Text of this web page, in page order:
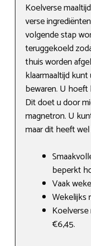
Koelverse
verse
volgende stap
teruggekoeld
thuis worden
klaarmaaltijd
bewaren. U
Dit doet u door
magnetron. U
maar dit heeft
beperkt
Vaak
Wekelijks
€6,45.